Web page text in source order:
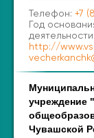
Телефон: +7
Год
деятельности:
http://
учреждение
Чувашской